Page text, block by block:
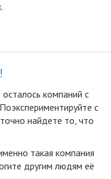
компаний с
с
найдете то, что
такая компания
другим людям её